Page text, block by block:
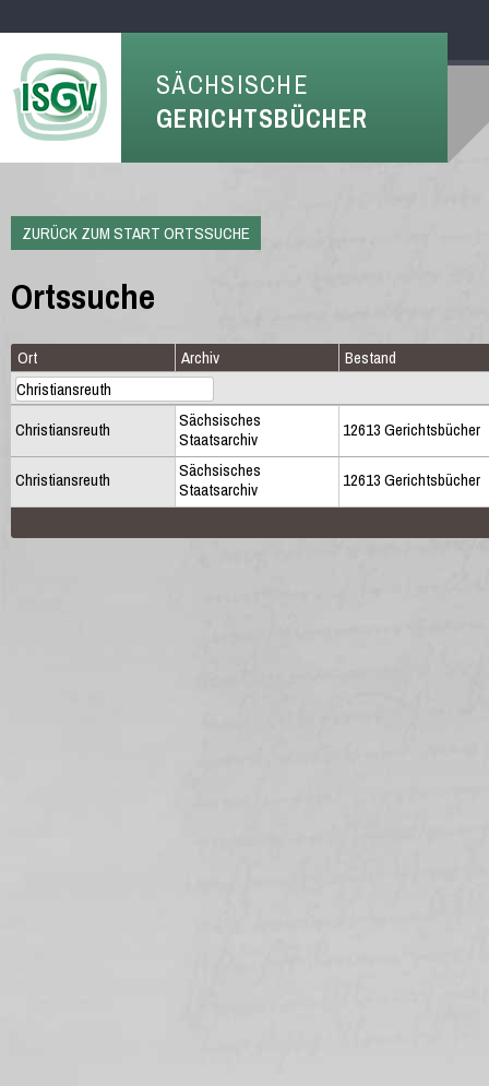
SÄCHSISCHE
GERICHTSBÜCHER
ZURÜCK ZUM START ORTSSUCHE
Ortssuche
Ort Archiv Bestand
Christiansreuth
Sächsisches
Staatsarchiv
12613 Gerichtsbücher
Christiansreuth
Sächsisches
Staatsarchiv
12613 Gerichtsbücher